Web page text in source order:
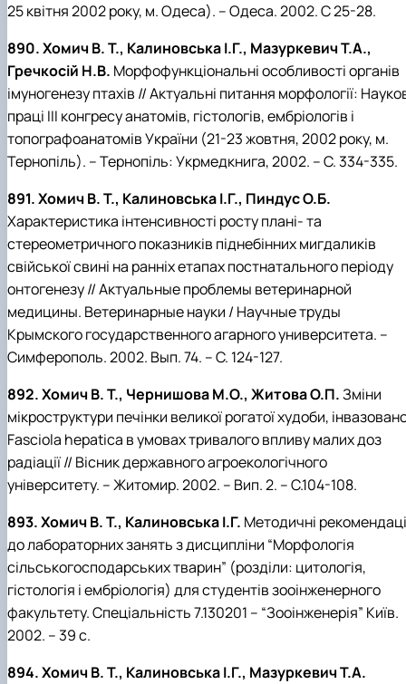
25 квітня 2002 року, м. Одеса). – Одеса. 2002. С 25-28.
890. Хомич В. Т., Калиновська І.Г., Мазуркевич Т.А.,
Гречкосій Н.В. Морфофункціональні особливості органів
імуногенезу птахів // Актуальні питання морфології:
праці ІІІ конгресу анатомів, гістологів, ембріологів і
топографоанатомів України (21-23 жовтня, 2002 року, м.
Тернопіль). – Тернопіль: Укрмедкнига, 2002. – С. 334-335.
891. Хомич В. Т., Калиновська І.Г., Пиндус О.Б.
Характеристика інтенсивності росту плані- та
стереометричного показників піднебінних мигдаликів
свійської свині на ранніх етапах постнатального періоду
онтогенезу // Актуальные проблемы ветеринарной
медицины. Ветеринарные науки / Научные труды
Крымского государственного агарного университета. –
Симферополь. 2002. Вып. 74. – С. 124-127.
892. Хомич В. Т., Чернишова М.О., Житова О.П.Зміни
мікроструктури печінки великої рогатої худоби,
Fasciola hepatica в умовах тривалого впливу малих доз
радіації // Вісник державного агроекологічного
університету. – Житомир. 2002. – Вип. 2. – С.104-108.
893. Хомич В. Т., Калиновська І.Г. Методичні
до лабораторних занять з дисципліни “Морфологія
сільськогосподарських тварин” (розділи: цитологія,
гістологія і ембріологія) для студентів зооінженерного
факультету. Спеціальність 7.130201 – “Зооінженерія” Київ.
2002. – 39 с.
894. Хомич В. Т., Калиновська І.Г., Мазуркевич Т.А.